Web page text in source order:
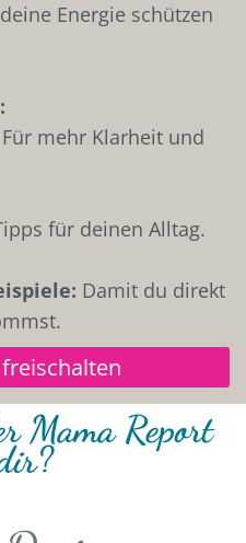
Energie schützen
Für mehr Klarheit und
für deinen Alltag.
Damit du direkt
Mama Report